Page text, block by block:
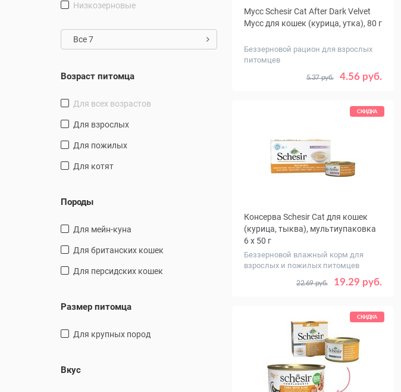
Низкозерновые
Все 7
Возраст питомца
для всех возрастов
для взрослых
для пожилых
Для котят
Породы
Для мейн-куна
Для британских кошек
Для персидских кошек
Размер питомца
для крупных пород
Вкус
Мусс Schesir Cat After Dark Velvet
Мусс для кошек (курица, утка), 80 г
Беззерновой рацион для взрослых
питомцев
4.56 руб.
5.37 руб. 1 12
СКИДКА
Консерва Schesir Cat для кошек
(курица, тыква), мультиупаковка
6 x 50 г
Беззерновой влажный корм для
взрослых и пожилых питомцев
19.29 руб.
22.69 руб. 1 8
СКИДКА